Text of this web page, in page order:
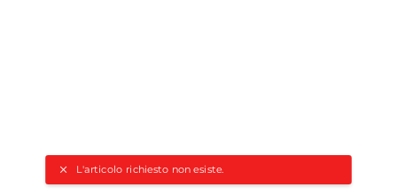
L'articolo richiesto non esiste.